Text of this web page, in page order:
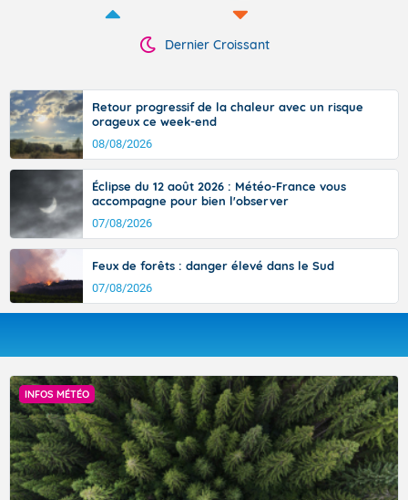
Dernier Croissant
Retour progressif de la chaleur avec un risque
orageux ce week-end
08/08/2026
Éclipse du 12 août 2026 : Météo-France vous
accompagne pour bien l'observer
07/08/2026
Feux de forêts : danger élevé dans le Sud
07/08/2026
INFOS MÉTÉO